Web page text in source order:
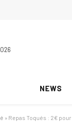
NEWS
» Repas Toqués : 2€